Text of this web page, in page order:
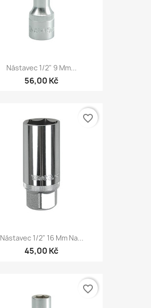
Nástavec 1/2" 9 Mm...
56,00 Kč
Nástavec 1/2" 16 Mm Na...
45,00 Kč
favorite_border
favorite_border